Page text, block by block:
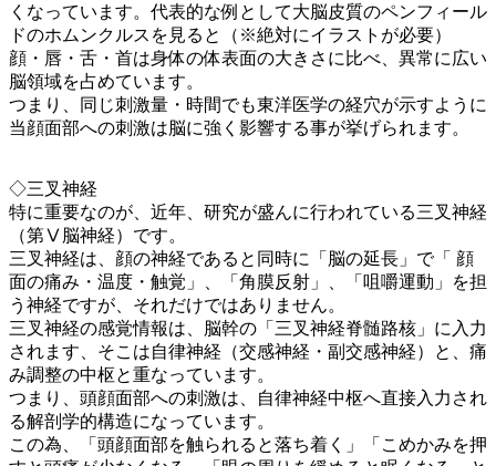
くなっています。代表的な例として大脳皮質のペンフィール
ドのホムンクルスを見ると（※絶対にイラストが必要）
顔・唇・舌・首は身体の体表面の大きさに比べ、異常に広い
脳領域を占めています。
つまり、同じ刺激量・時間でも東洋医学の経穴が示すように
当顔面部への刺激は脳に強く影響する事が挙げられます。
◇三叉神経
特に重要なのが、近年、研究が盛んに行われている三叉神経
（第Ⅴ脳神経）です。
三叉神経は、顔の神経であると同時に「脳の延長」で「 顔
面の痛み・温度・触覚」、「角膜反射」、「咀嚼運動」を担
う神経ですが、それだけではありません。
三叉神経の感覚情報は、脳幹の「三叉神経脊髄路核」に入力
されます、そこは自律神経（交感神経・副交感神経）と、痛
み調整の中枢と重なっています。
つまり、頭顔面部への刺激は、自律神経中枢へ直接入力され
る解剖学的構造になっています。
この為、「頭顔面部を触られると落ち着く」「こめかみを押